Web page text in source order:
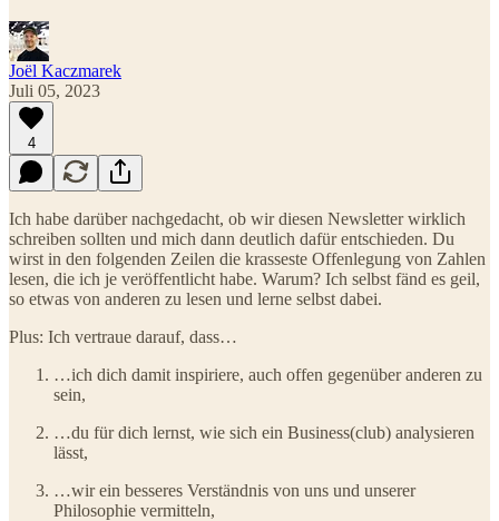
Joël Kaczmarek
Juli 05, 2023
4
Ich habe darüber nachgedacht, ob wir diesen Newsletter wirklich
schreiben sollten und mich dann deutlich dafür entschieden. Du
wirst in den folgenden Zeilen die krasseste Offenlegung von Zahlen
lesen, die ich je veröffentlicht habe. Warum? Ich selbst fänd es geil,
so etwas von anderen zu lesen und lerne selbst dabei.
Plus: Ich vertraue darauf, dass…
…ich dich damit inspiriere, auch offen gegenüber anderen zu
sein,
…du für dich lernst, wie sich ein Business(club) analysieren
lässt,
…wir ein besseres Verständnis von uns und unserer
Philosophie vermitteln,